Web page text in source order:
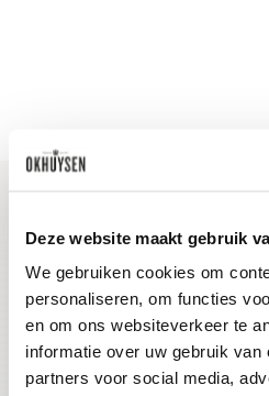
Deze website maakt gebruik
We gebruiken cookies om
personaliseren, om functies
en om ons websiteverkeer te
informatie over uw gebruik van
partners voor social media,
Blijf op de hoogte
Ontvang het laatste
evenementen
E-mailadres